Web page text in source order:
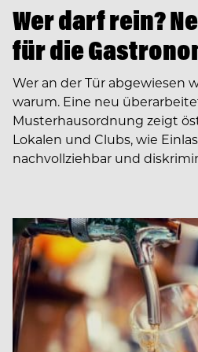
Wer darf rein?
für die
Wer an der Tür abgewiesen
warum. Eine neu
Musterhausordnung zeigt
Lokalen und Clubs, wie
nachvollziehbar und